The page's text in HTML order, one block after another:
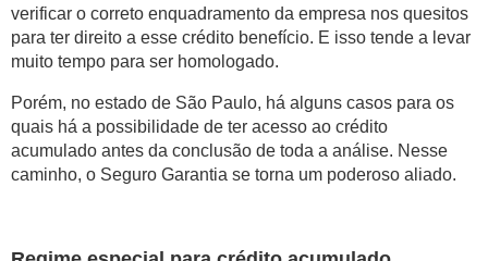
verificar o correto enquadramento da empresa nos quesitos
para ter direito a esse crédito benefício. E isso tende a levar
muito tempo para ser homologado.
Porém, no estado de São Paulo, há alguns casos para os
quais há a possibilidade de ter acesso ao crédito
acumulado antes da conclusão de toda a análise. Nesse
caminho, o Seguro Garantia se torna um poderoso aliado.